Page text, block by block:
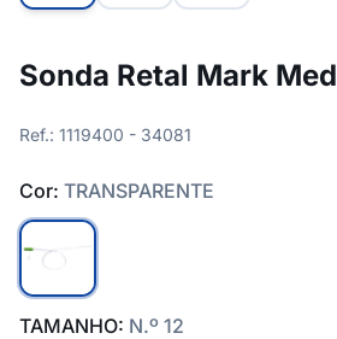
Sonda Retal Mark Med
Ref.: 1119400 - 34081
Cor: TRANSPARENTE
TAMANHO: N.º 12